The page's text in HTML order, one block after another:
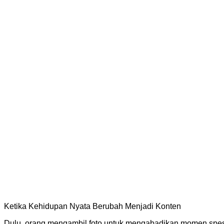
Ketika Kehidupan Nyata Berubah Menjadi Konten